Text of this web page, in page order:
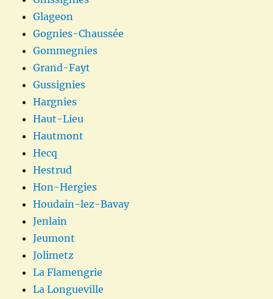
Glageon
Gognies-Chaussée
Gommegnies
Grand-Fayt
Gussignies
Hargnies
Haut-Lieu
Hautmont
Hecq
Hestrud
Hon-Hergies
Houdain-lez-Bavay
Jenlain
Jeumont
Jolimetz
La Flamengrie
La Longueville